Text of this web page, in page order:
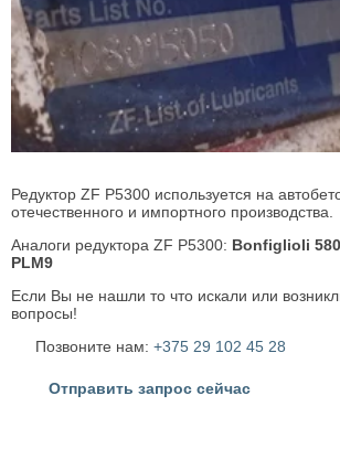
Редуктор ZF P5300 используется на
отечественного и импортного производства.
Аналоги редуктора ZF Р5300: Bonfiglioli 580
PLM9
Если Вы не нашли то что искали или
вопросы!
Позвоните нам:+375 29 102 45 28
Отправить запрос сейчас